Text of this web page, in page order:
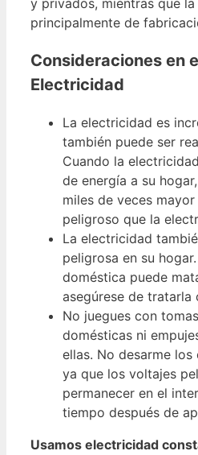
y privados, mientras que
principalmente de
Consideraciones en
Electricidad
La electricidad es
también puede ser
Cuando la
de energía a su
miles de veces
peligroso que la
La electricidad
peligrosa en su
doméstica puede
asegúrese de tratarla
No juegues con
domésticas ni
ellas. No desarme
ya que los voltajes
permanecer en el
tiempo después de
Usamos electricidad